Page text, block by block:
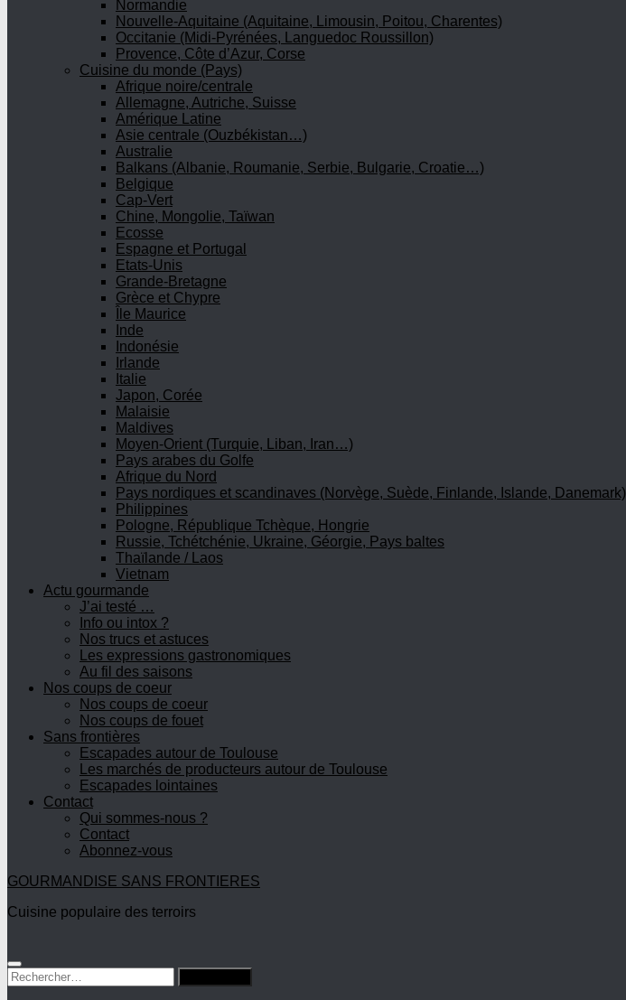
Normandie
Nouvelle-Aquitaine (Aquitaine, Limousin, Poitou, Charentes)
Occitanie (Midi-Pyrénées, Languedoc Roussillon)
Provence, Côte d’Azur, Corse
Cuisine du monde (Pays)
Afrique noire/centrale
Allemagne, Autriche, Suisse
Amérique Latine
Asie centrale (Ouzbékistan…)
Australie
Balkans (Albanie, Roumanie, Serbie, Bulgarie, Croatie…)
Belgique
Cap-Vert
Chine, Mongolie, Taïwan
Ecosse
Espagne et Portugal
Etats-Unis
Grande-Bretagne
Grèce et Chypre
Île Maurice
Inde
Indonésie
Irlande
Italie
Japon, Corée
Malaisie
Maldives
Moyen-Orient (Turquie, Liban, Iran…)
Pays arabes du Golfe
Afrique du Nord
Pays nordiques et scandinaves (Norvège, Suède, Finlande, Islande, Danemark)
Philippines
Pologne, République Tchèque, Hongrie
Russie, Tchétchénie, Ukraine, Géorgie, Pays baltes
Thaïlande / Laos
Vietnam
Actu gourmande
J’ai testé …
Info ou intox ?
Nos trucs et astuces
Les expressions gastronomiques
Au fil des saisons
Nos coups de coeur
Nos coups de coeur
Nos coups de fouet
Sans frontières
Escapades autour de Toulouse
Les marchés de producteurs autour de Toulouse
Escapades lointaines
Contact
Qui sommes-nous ?
Contact
Abonnez-vous
GOURMANDISE SANS FRONTIERES
Cuisine populaire des terroirs
Rechercher :